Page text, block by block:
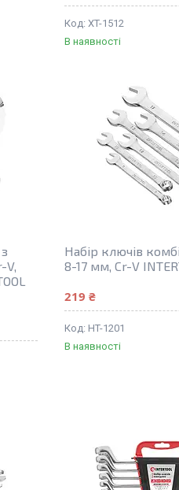
XT-1512
В наявності
V,
Набір ключів
8-17 мм, Cr-V
219 ₴
HT-1201
В наявності